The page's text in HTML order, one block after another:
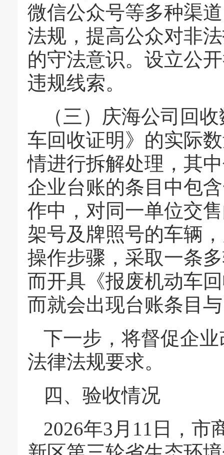
微信公众号等多种渠
法规，提高公众对非
的守法意识。设立公
违规线索。
（三）庆海公司回
车回收证明》的实际
情进行拆解处理，其
企业台账的条目中包
作中，对同一单位交
架号及牌照号的车辆
操作步骤，采取一条
而开具《报废机动车
而就会出现台账条目
下一步，将督促企
法律法规要求。
四、验收情况
2026年3月11日，市